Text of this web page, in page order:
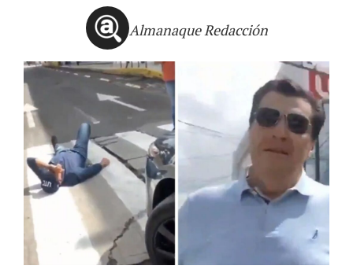
Almanaque Redacción